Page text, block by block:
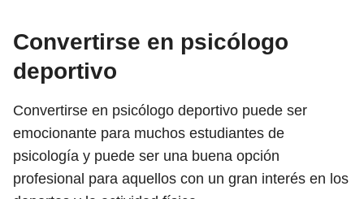
Convertirse en psicólogo
deportivo
Convertirse en psicólogo deportivo puede ser
emocionante para muchos estudiantes de
psicología y puede ser una buena opción
profesional para aquellos con un gran interés en los